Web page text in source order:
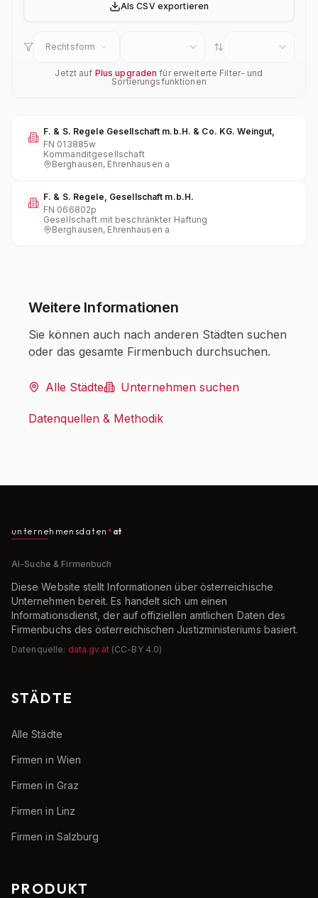
Als CSV exportieren
Rechtsform
Jetzt auf Plus upgraden für erweiterte Filter- und
Sortierungsfunktionen
F. & S. Regele Gesellschaft m.b.H. & Co. KG. Weingut,
FN 013885w
Kommanditgesellschaft
Berghausen, Ehrenhausen a
F. & S. Regele, Gesellschaft m.b.H.
FN 066802p
Gesellschaft mit beschränkter Haftung
Berghausen, Ehrenhausen a
Weitere Informationen
Sie können auch nach anderen Städten suchen
oder das gesamte Firmenbuch durchsuchen.
Alle Städte Unternehmen suchen
Datenquellen & Methodik
unternehmensdaten at
AI-Suche & Firmenbuch
Diese Website stellt Informationen über österreichische
Unternehmen bereit. Es handelt sich um einen
Informationsdienst, der auf offiziellen amtlichen Daten des
Firmenbuchs des österreichischen Justizministeriums basiert.
Datenquelle: data.gv.at (CC-BY 4.0)
STÄDTE
Alle Städte
Firmen in Wien
Firmen in Graz
Firmen in Linz
Firmen in Salzburg
PRODUKT